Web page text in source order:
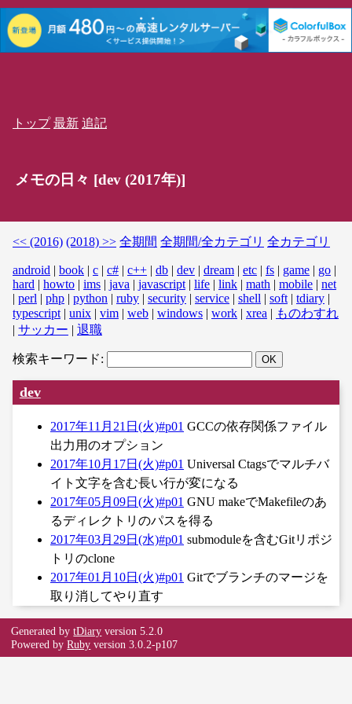
トップ 最新 追記
メモの日々 [dev (2017年)]
<< (2016) (2018) >> 全期間 全期間/全カテゴリ 全カテゴリ
android | book | c | c# | c++ | db | dev | dream | etc | fs | game | go |
hard | howto | ims | java | javascript | life | link | math | mobile | net
| perl | php | python | ruby | security | service | shell | soft | tdiary |
typescript | unix | vim | web | windows | work | xrea | ものわすれ
| サッカー | 退職
検索キーワード:
dev
2017年11月21日(火)#p01 GCCの依存関係ファイル
出力用のオプション
2017年10月17日(火)#p01 Universal Ctagsでマルチバ
イト文字を含む長い行が変になる
2017年05月09日(火)#p01 GNU makeでMakefileのあ
るディレクトリのパスを得る
2017年03月29日(水)#p01 submoduleを含むGitリポジ
トリのclone
2017年01月10日(火)#p01 Gitでブランチのマージを
取り消してやり直す
Generated bytDiary version 5.2.0
Powered byRuby version 3.0.2-p107